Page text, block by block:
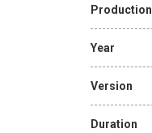
Production
Year
Version
Duration